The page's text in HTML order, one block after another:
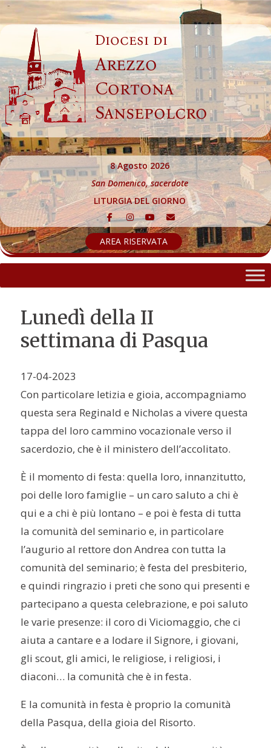
Skip
to
content
Diocesi di
Arezzo
Cortona
Sansepolcro
8 Agosto 2026
San Domenico, sacerdote
LITURGIA DEL GIORNO
AREA RISERVATA
Lunedì della II
settimana di Pasqua
17-04-2023
Con particolare letizia e gioia, accompagniamo
questa sera Reginald e Nicholas a vivere questa
tappa del loro cammino vocazionale verso il
sacerdozio, che è il ministero dell’accolitato.
È il momento di festa: quella loro, innanzitutto,
poi delle loro famiglie – un caro saluto a chi è
qui e a chi è più lontano – e poi è festa di tutta
la comunità del seminario e, in particolare
l’augurio al rettore don Andrea con tutta la
comunità del seminario; è festa del presbiterio,
e quindi ringrazio i preti che sono qui presenti e
partecipano a questa celebrazione, e poi saluto
le varie presenze: il coro di Viciomaggio, che ci
aiuta a cantare e a lodare il Signore, i giovani,
gli scout, gli amici, le religiose, i religiosi, i
diaconi… la comunità che è in festa.
E la comunità in festa è proprio la comunità
della Pasqua, della gioia del Risorto.